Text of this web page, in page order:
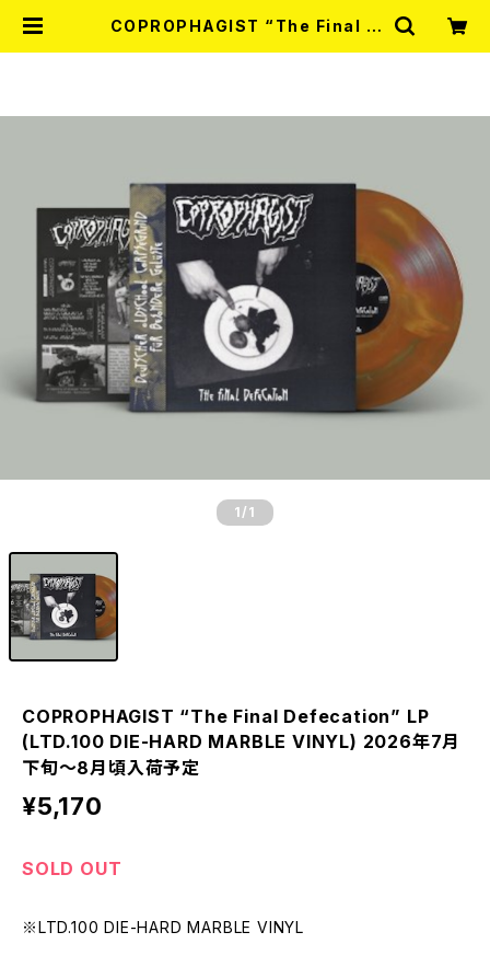
COPROPHAGIST “The Final D
1 /1
COPROPHAGIST “The Final Defecation” LP
(LTD.100 DIE-HARD MARBLE VINYL) 2026年7月
下旬～8月頃入荷予定
¥5,170
SOLD OUT
※LTD.100 DIE-HARD MARBLE VINYL